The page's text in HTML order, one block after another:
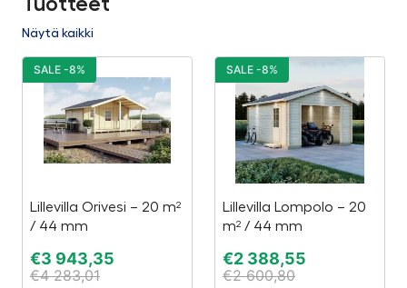
Näytä kaikki
Lillevilla Orivesi – 20 m²
/ 44 mm
€3 943,35
€4 283,01
SALE -8%
Lillevilla Lompolo – 20
m² / 44 mm
€2 388,55
€2 600,80
SALE -8%